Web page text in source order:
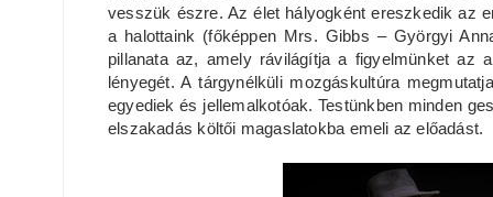
vesszük észre. Az élet hályogként ereszkedik az
a halottaink (főképpen Mrs. Gibbs – Györgyi
pillanata az, amely rávilágítja a figyelmünket az
lényegét. A tárgynélküli mozgáskultúra
egyediek és jellemalkotóak. Testünkben minden
elszakadás költői magaslatokba emeli az előadást.